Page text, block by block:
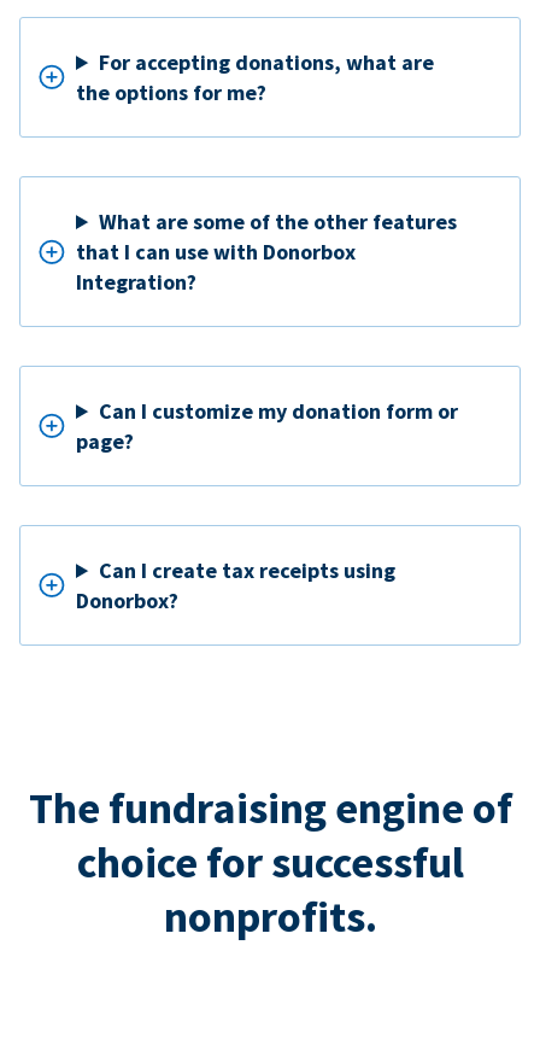
For accepting donations, what are
the options for me?
What are some of the other features
that I can use with Donorbox
Integration?
Can I customize my donation form or
page?
Can I create tax receipts using
Donorbox?
The fundraising engine of
choice for successful
nonprofits.